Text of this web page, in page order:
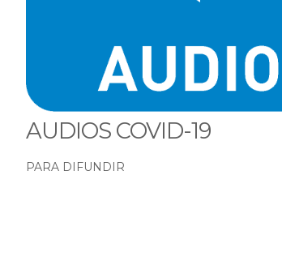
AUDIOS COVID-19
PARA DIFUNDIR